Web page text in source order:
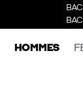
HOMMES